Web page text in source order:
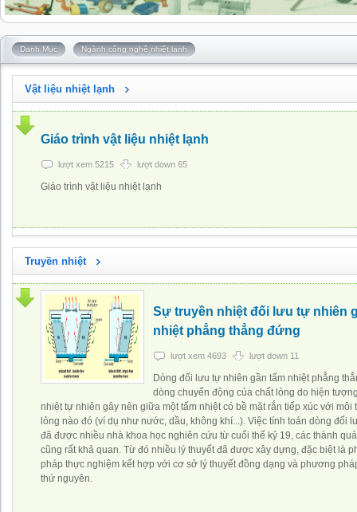
Danh Mục Ngành công nghệ nhiệt lạnh
Vật liệu nhiệt lạnh
Giáo trình vật liệu nhiệt lạnh
lượt xem 5215 lượt down 65
Giáo trình vật liệu nhiệt lạnh
Truyền nhiệt
Sự truyền nhiệt đối lưu tự nhiên
nhiệt phẳng thẳng đứng
lượt xem 4693 lượt down 11
Dòng đối lưu tự nhiên gần tấm nhiệt phẳng
dòng chuyển động của chất lỏng do hiện
nhiệt tự nhiên gây nên giữa một tấm nhiệt có bề mặt rắn tiếp xúc với môi
lỏng nào đó (ví dụ như nước, dầu, không khí...). Việc tính toán dòng đối
đã được nhiều nhà khoa học nghiên cứu từ cuối thế kỷ 19, các thành
cũng rất khả quan. Từ đó nhiều lý thuyết đã được xây dựng, đặc biệt là
pháp thực nghiệm kết hợp với cơ sở lý thuyết đồng dạng và phương
thứ nguyên.